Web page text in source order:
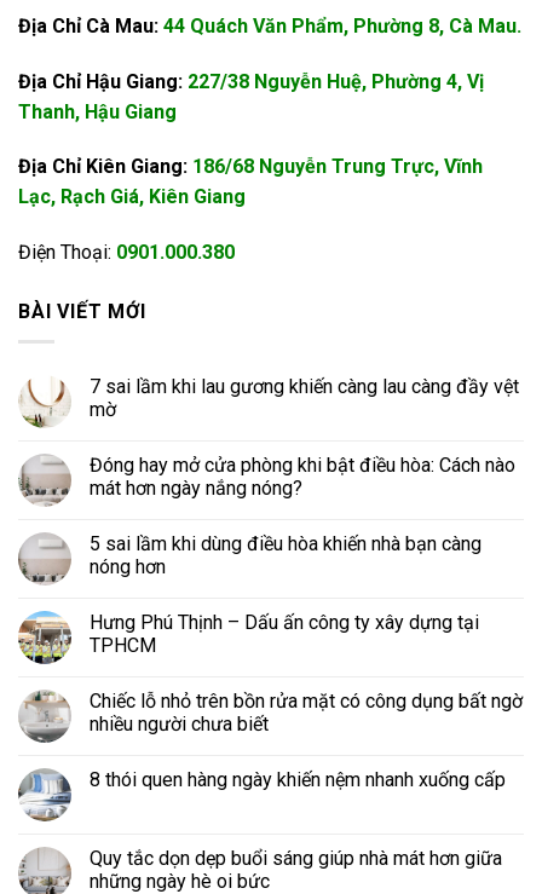
Địa Chỉ Cà Mau: 44 Quách Văn Phẩm, Phường 8, Cà Mau.
Địa Chỉ Hậu Giang: 227/38 Nguyễn Huệ, Phường 4, Vị
Thanh, Hậu Giang
Địa Chỉ Kiên Giang: 186/68 Nguyễn Trung Trực, Vĩnh
Lạc, Rạch Giá, Kiên Giang
Điện Thoại: 0901.000.380
BÀI VIẾT MỚI
7 sai lầm khi lau gương khiến càng lau càng đầy vệt
mờ
Đóng hay mở cửa phòng khi bật điều hòa: Cách nào
mát hơn ngày nắng nóng?
5 sai lầm khi dùng điều hòa khiến nhà bạn càng
nóng hơn
Hưng Phú Thịnh – Dấu ấn công ty xây dựng tại
TPHCM
Chiếc lỗ nhỏ trên bồn rửa mặt có công dụng bất ngờ
nhiều người chưa biết
8 thói quen hàng ngày khiến nệm nhanh xuống cấp
Quy tắc dọn dẹp buổi sáng giúp nhà mát hơn giữa
những ngày hè oi bức